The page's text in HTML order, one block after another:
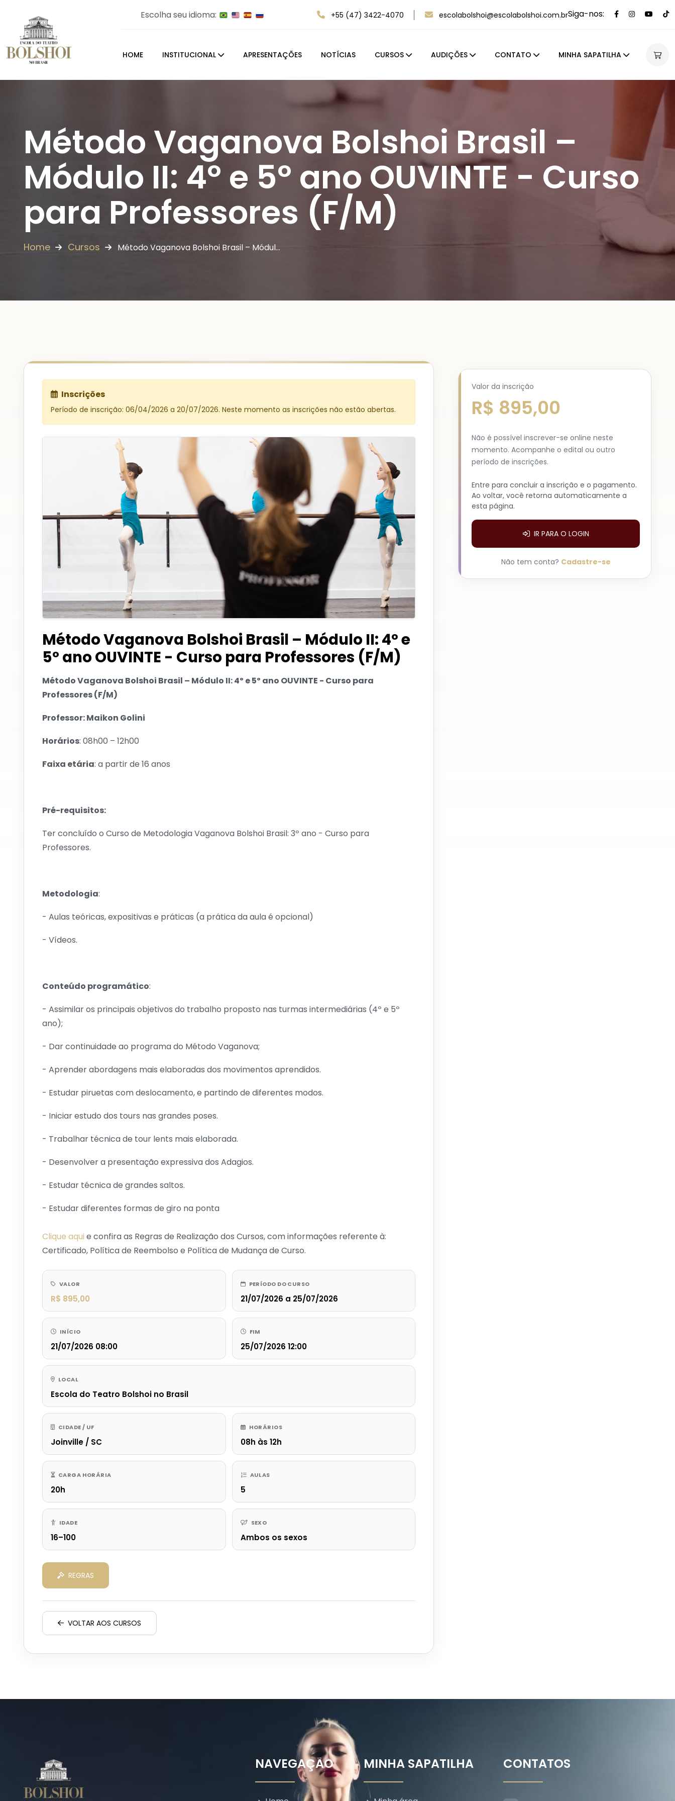
Escolha seu idioma: +55 (47) 3422-4070 escolabolshoi@escolabolshoi.com.brSiga-nos:
HOME INSTITUCIONAL APRESENTAÇÕES NOTÍCIAS CURSOS AUDIÇÕES CONTATO MINHA SAPATILHA
Método Vaganova Bolshoi Brasil –
Módulo II: 4º e 5º ano OUVINTE - Curso
para Professores (F/M)
Home Cursos Método Vaganova Bolshoi Brasil – Módul…
Inscrições
Período de inscrição: 06/04/2026 a 20/07/2026. Neste momento as inscrições não estão abertas.
Método Vaganova Bolshoi Brasil – Módulo II: 4º e
5º ano OUVINTE - Curso para Professores (F/M)
Método Vaganova Bolshoi Brasil – Módulo II: 4º e 5º ano OUVINTE - Curso para
Professores (F/M)
Professor: Maikon Golini
Horários: 08h00 – 12h00
Faixa etária: a partir de 16 anos
Pré-requisitos:
Ter concluído o Curso de Metodologia Vaganova Bolshoi Brasil: 3º ano - Curso para
Professores.
Metodologia:
- Aulas teóricas, expositivas e práticas (a prática da aula é opcional)
- Vídeos.
Conteúdo programático:
- Assimilar os principais objetivos do trabalho proposto nas turmas intermediárias (4º e 5º
ano);
- Dar continuidade ao programa do Método Vaganova;
- Aprender abordagens mais elaboradas dos movimentos aprendidos.
- Estudar piruetas com deslocamento, e partindo de diferentes modos.
- Iniciar estudo dos tours nas grandes poses.
- Trabalhar técnica de tour lents mais elaborada.
- Desenvolver a presentação expressiva dos Adagios.
- Estudar técnica de grandes saltos.
- Estudar diferentes formas de giro na ponta
Clique aqui e confira as Regras de Realização dos Cursos, com informações referente à:
Certificado, Política de Reembolso e Política de Mudança de Curso.
VALOR
R$ 895,00
PERÍODO DO CURSO
21/07/2026 a 25/07/2026
INÍCIO
21/07/2026 08:00
FIM
25/07/2026 12:00
LOCAL
Escola do Teatro Bolshoi no Brasil
CIDADE / UF
Joinville / SC
HORÁRIOS
08h às 12h
CARGA HORÁRIA
20h
AULAS
5
IDADE
16–100
SEXO
Ambos os sexos
REGRAS
VOLTAR AOS CURSOS
Valor da inscrição
R$ 895,00
Não é possível inscrever-se online neste
momento. Acompanhe o edital ou outro
período de inscrições.
Entre para concluir a inscrição e o pagamento.
Ao voltar, você retorna automaticamente a
esta página.
IR PARA O LOGIN
Não tem conta? Cadastre-se
NAVEGAÇÃO MINHA SAPATILHA CONTATOS